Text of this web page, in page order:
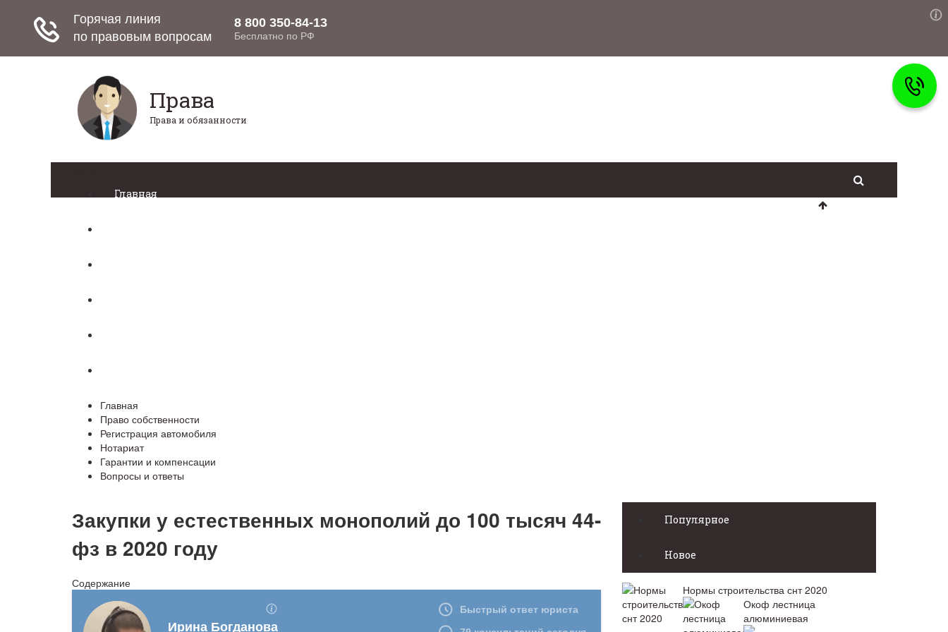
Права
Права и обязанности
Главная
Главная
Право собственности
Регистрация автомобиля
Нотариат
Гарантии и компенсации
Вопросы и ответы
Закупки у естественных монополий до 100 тысяч 44-
фз в 2020 году
Содержание
Популярное
Новое
Нормы строительства снт 2020
Окоф лестница
алюминиевая